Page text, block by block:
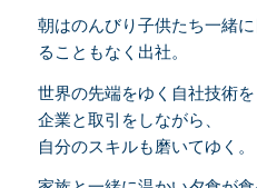
朝はのんびり子供たち一緒
ることもなく出社。
世界の先端をゆく自社技術
企業と取引をしながら、
自分のスキルも磨いてゆく。